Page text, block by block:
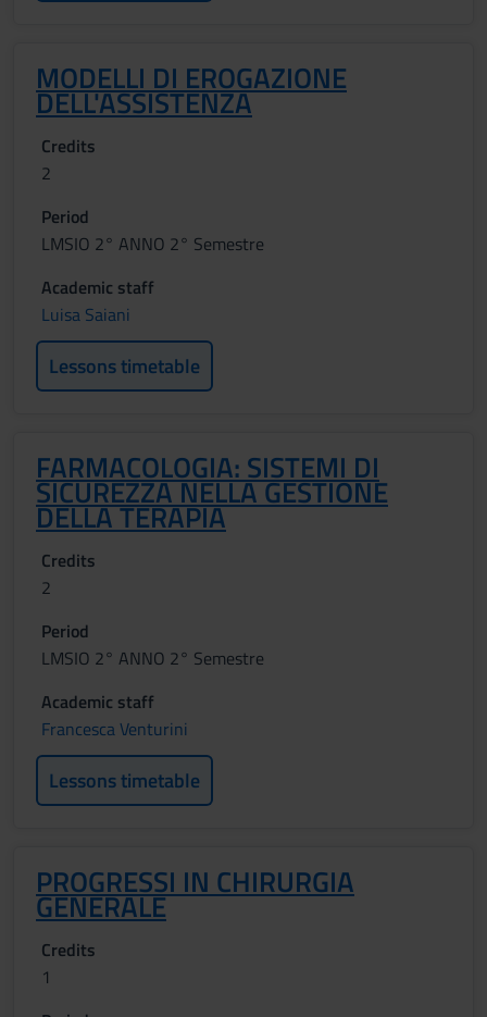
MODELLI DI EROGAZIONE
DELL'ASSISTENZA
Credits
2
Period
LMSIO 2° ANNO 2° Semestre
Academic staff
Luisa Saiani
Lessons timetable
FARMACOLOGIA: SISTEMI DI
SICUREZZA NELLA GESTIONE
DELLA TERAPIA
Credits
2
Period
LMSIO 2° ANNO 2° Semestre
Academic staff
Francesca Venturini
Lessons timetable
PROGRESSI IN CHIRURGIA
GENERALE
Credits
1